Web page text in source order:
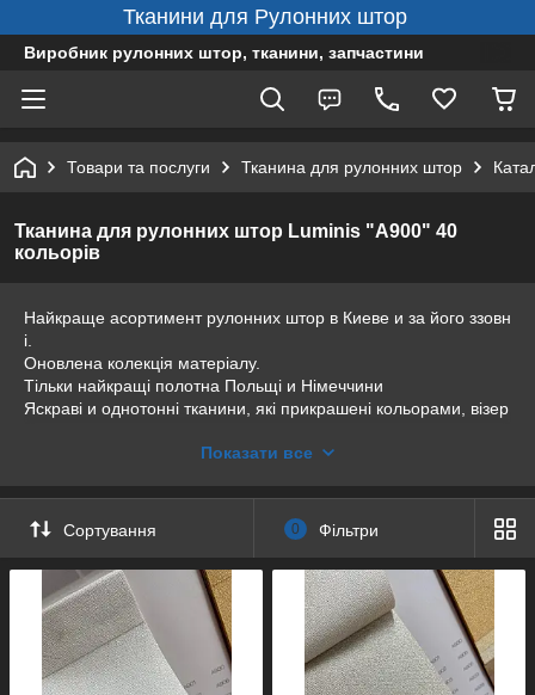
Тканини для Рулонних штор
Виробник рулонних штор, тканини, запчастини
Товари та послуги Тканина для рулонних штор
Тканина для рулонних штор Luminis "А900" 40
кольорів
Найкраще асортимент рулонних штор в Киеве и за його ззовн
і.
Оновлена колекція матеріалу.
Тільки найкращі полотна Польщі и Німеччини
Яскраві и однотонні тканини, які прикрашені кольорами, візер
Кожен зможе вибрати що то для себе. Чому вибрати нас?
Усі нарізається індивідуально под Ваш замер. З нами Ви буде
те на 100% впевнені що изделие підійде.
Замовлення готові рулонні штори в Киеве ми відправляємо їх
по всієї Украине. Усього три дня и Ви з обновкою.
Економте своє час и головне гроші. Переконайтеся, у нас реа
льно дешевше и якісніше.
Показати все
Сортування 0 Фільтри